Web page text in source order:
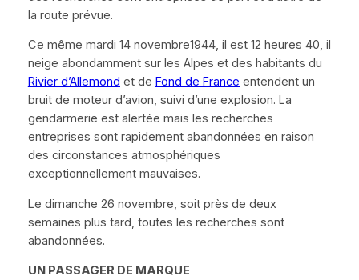
la route prévue.
Ce même mardi 14 novembre1944, il est 12 heures 40, il
neige abondamment sur les Alpes et des habitants du
Rivier d’Allemond et de Fond de France entendent un
bruit de moteur d’avion, suivi d’une explosion. La
gendarmerie est alertée mais les recherches
entreprises sont rapidement abandonnées en raison
des circonstances atmosphériques
exceptionnellement mauvaises.
Le dimanche 26 novembre, soit près de deux
semaines plus tard, toutes les recherches sont
abandonnées.
UN PASSAGER DE MARQUE